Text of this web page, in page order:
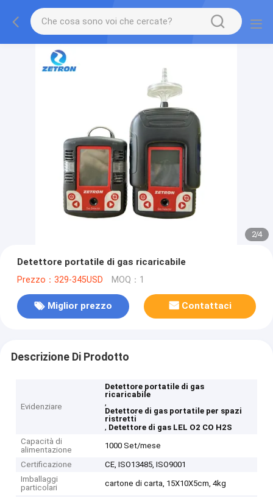
2/4
Detettore portatile di gas ricaricabile
Prezzo：329-345USD MOQ：1
Miglior prezzo Contattaci
Descrizione Di Prodotto
Evidenziare
Detettore portatile di gas
ricaricabile
,
Detettore di gas portatile per spazi
ristretti
, Detettore di gas LEL O2 CO H2S
Capacità di
alimentazione
1000 Set/mese
Certificazione
CE, ISO13485, ISO9001
Imballaggi
particolari
cartone di carta, 15X10X5cm, 4kg